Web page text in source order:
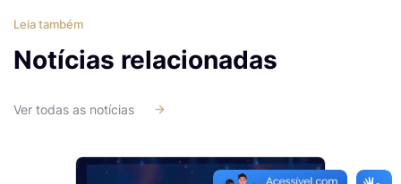
Leia também
Notícias relacionadas
Ver todas as notícias